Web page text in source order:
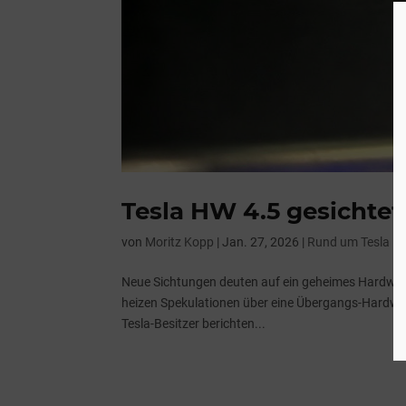
Tesla HW 4.5
von Moritz Kopp |Jan. 27, 2026 | Rund um Tesla
Neue Sichtungen deuten auf ein geheimes
heizen Spekulationen über eine Übergangs-
Tesla-Besitzer berichten...